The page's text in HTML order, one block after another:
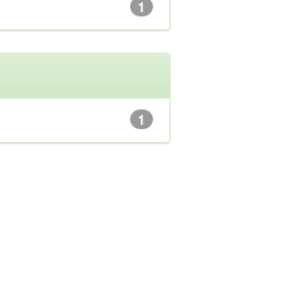
1
1